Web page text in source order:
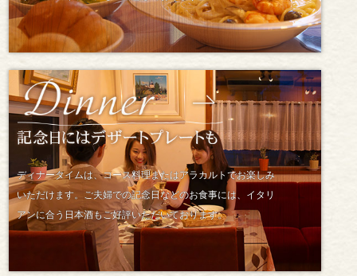
ディナータイムは、コース料理またはアラカルトでお楽しみ
いただけます。ご夫婦での記念日などのお食事には、イタリ
アンに合う日本酒もご好評いただいております。